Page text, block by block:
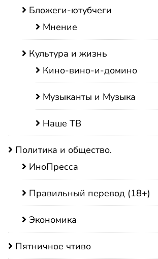
Бложеги-ютубчеги
Мнение
Культура и жизнь
Кино-вино-и-домино
Музыканты и Музыка
Наше ТВ
Политика и общество.
ИноПресса
Правильный перевод (18+)
Экономика
Пятничное чтиво